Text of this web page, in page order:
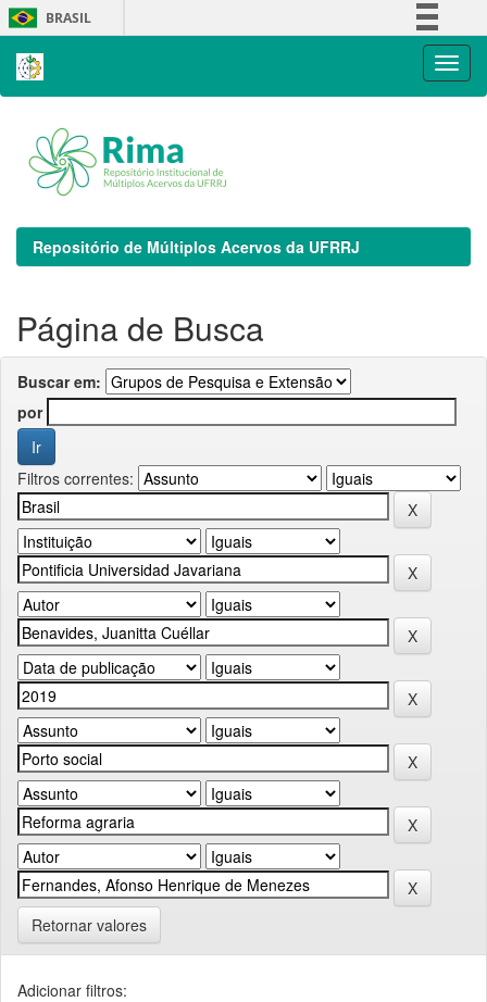
Skip
navigation
BRASIL
Repositório de Múltiplos Acervos da UFRRJ
Página de Busca
Buscar em:
por
Filtros correntes:
Retornar valores
Adicionar filtros: